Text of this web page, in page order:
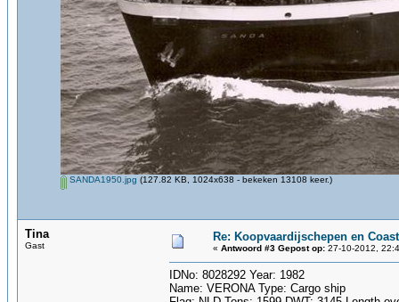
SANDA1950.jpg (127.82 KB, 1024x638 - bekeken 13108 keer.)
Tina
Gast
Re: Koopvaardijschepen en
« Antwoord #3 Gepost op: 27-10-2012,
IDNo: 8028292 Year: 1982
Name: VERONA Type: Cargo ship